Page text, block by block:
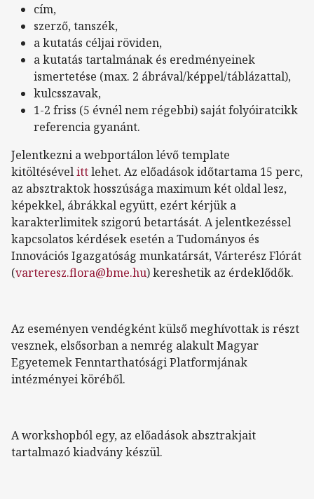
cím,
szerző, tanszék,
a kutatás céljai röviden,
a kutatás tartalmának és eredményeinek
ismertetése (max. 2 ábrával/képpel/táblázattal),
kulcsszavak,
1-2 friss (5 évnél nem régebbi) saját folyóiratcikk
referencia gyanánt.
Jelentkezni a webportálon lévő template
kitöltésévelittlehet. Az előadások időtartama 15 perc,
az absztraktok hosszúsága maximum két oldal lesz,
képekkel, ábrákkal együtt, ezért kérjük a
karakterlimitek szigorú betartását. A jelentkezéssel
kapcsolatos kérdések esetén a Tudományos és
Innovációs Igazgatóság munkatársát, Várterész Flórát
(varteresz.flora@bme.hu) kereshetik az érdeklődők.
Az eseményen vendégként külső meghívottak is részt
vesznek, elsősorban a nemrég alakult Magyar
Egyetemek Fenntarthatósági Platformjának
intézményei köréből.
A workshopból egy, az előadások absztrakjait
tartalmazó kiadvány készül.